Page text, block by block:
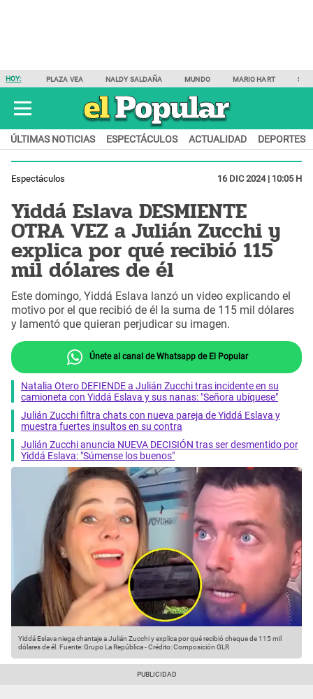
HOY: PLAZA VEA NALDY SALDAÑA MUNDO MARIO HART
ÚLTIMAS NOTICIAS ESPECTÁCULOS ACTUALIDAD DEPORTES
Espectáculos 16 DIC 2024 | 10:05 H
Yiddá Eslava DESMIENTE
OTRA VEZ a Julián Zucchi y
explica por qué recibió 115
mil dólares de él
Este domingo, Yiddá Eslava lanzó un video explicando el
motivo por el que recibió de él la suma de 115 mil dólares
y lamentó que quieran perjudicar su imagen.
Únete al canal de Whatsapp de El Popular
Natalia Otero DEFIENDE a Julián Zucchi tras incidente en su
camioneta con Yiddá Eslava y sus nanas: "Señora ubíquese"
Julián Zucchi filtra chats con nueva pareja de Yiddá Eslava y
muestra fuertes insultos en su contra
Julián Zucchi anuncia NUEVA DECISIÓN tras ser desmentido por
Yiddá Eslava: "Súmense los buenos"
Yiddá Eslava niega chantaje a Julián Zucchi y explica por qué recibió cheque de 115 mil
dólares de él. Fuente: Grupo La República-Crédito: Composición GLR